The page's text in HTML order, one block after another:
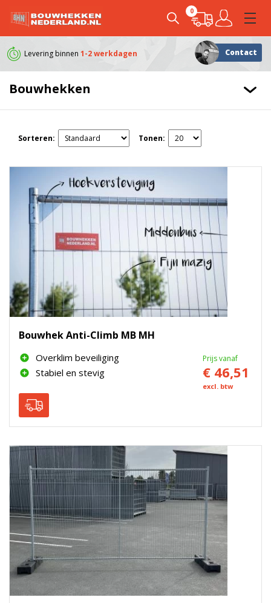
0
Levering binnen1-2 werkdagen Klanten geven ons
Contact
Sorteren: Tonen:
Bouwhek Anti-Climb MB MH
Prijs vanaf
€ 46,51
excl. btw
Overklim beveiliging
Stabiel en stevig
Bouwhekken